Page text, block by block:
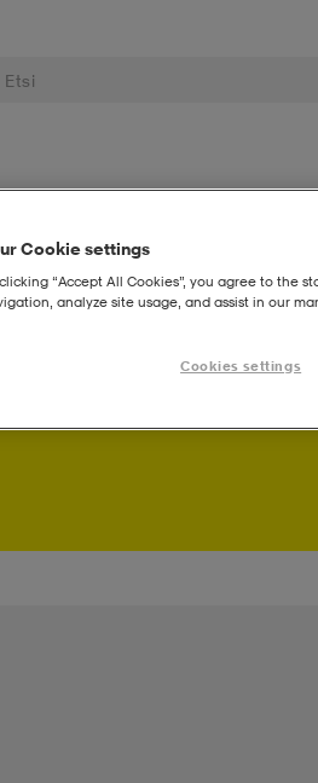
Cookie settings
“Accept All Cookies”, you agree to the
analyze site usage, and assist in our
Cookies settings